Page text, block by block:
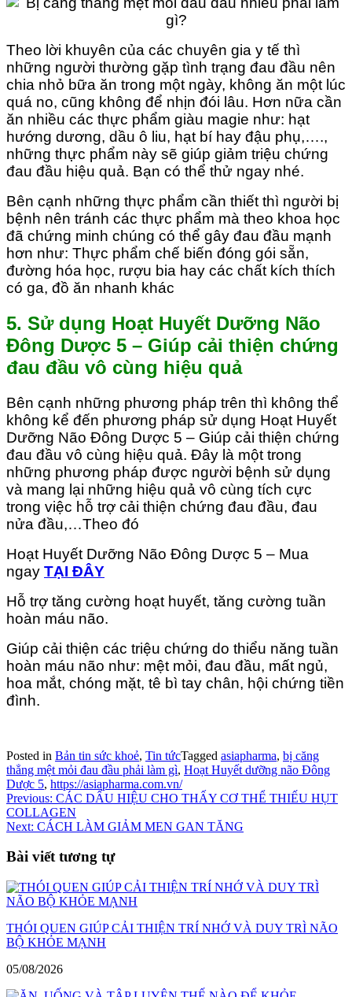
Theo lời khuyên của các chuyên gia y tế thì
những người thường gặp tình trạng đau đầu nên
chia nhỏ bữa ăn trong một ngày, không ăn một lúc
quá no, cũng không để nhịn đói lâu. Hơn nữa cần
ăn nhiều các thực phẩm giàu magie như: hạt
hướng dương, dầu ô liu, hạt bí hay đậu phụ,….,
những thực phẩm này sẽ giúp giảm triệu chứng
đau đầu hiệu quả. Bạn có thể thử ngay nhé.
Bên cạnh những thực phẩm cần thiết thì người bị
bệnh nên tránh các thực phẩm mà theo khoa học
đã chứng minh chúng có thể gây đau đầu mạnh
hơn như: Thực phẩm chế biến đóng gói sẵn,
đường hóa học, rượu bia hay các chất kích thích
có ga, đồ ăn nhanh khác
5. Sử dụng Hoạt Huyết Dưỡng Não
Đông Dược 5 – Giúp cải thiện chứng
đau đầu vô cùng hiệu quả
Bên cạnh những phương pháp trên thì không thể
không kể đến phương pháp sử dụng Hoạt Huyết
Dưỡng Não Đông Dược 5 – Giúp cải thiện chứng
đau đầu vô cùng hiệu quả. Đây là một trong
những phương pháp được người bệnh sử dụng
và mang lại những hiệu quả vô cùng tích cực
trong việc hỗ trợ cải thiện chứng đau đầu, đau
nửa đầu,…Theo đó
Hoạt Huyết Dưỡng Não Đông Dược 5 – Mua
ngay TẠI ĐÂY
Hỗ trợ tăng cường hoạt huyết, tăng cường tuần
hoàn máu não.
Giúp cải thiện các triệu chứng do thiểu năng tuần
hoàn máu não như: mệt mỏi, đau đầu, mất ngủ,
hoa mắt, chóng mặt, tê bì tay chân, hội chứng tiền
đình.
Posted in Bản tin sức khoẻ, Tin tứcTagged asiapharma, bị căng
thẳng mệt mỏi đau đầu phải làm gì, Hoạt Huyết dưỡng não Đông
Dược 5, https://asiapharma.com.vn/
Điều
hướng
viết
Previous: CÁC DẤU HIỆU CHO THẤY CƠ THỂ THIẾU HỤT
COLLAGEN
Next: CÁCH LÀM GIẢM MEN GAN TĂNG
Bài viết tương tự
THÓI QUEN GIÚP CẢI THIỆN TRÍ NHỚ VÀ DUY TRÌ NÃO
BỘ KHỎE MẠNH
05/08/2026